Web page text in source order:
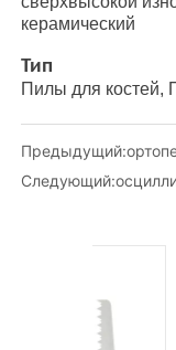
Предыдущий:
Следующий: